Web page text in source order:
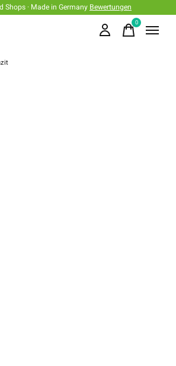
· Made in Germany Bewertungen
0items